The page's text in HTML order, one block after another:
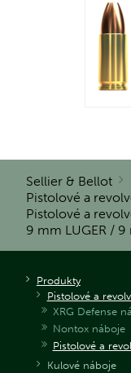
Sellier & Bellot
Pistolové a
Pistolové a
9 mm LUGER / 9
Produkty
Pistolové a
XRG Defense
Nontox náboje
Pistolové a
Kulové náboje